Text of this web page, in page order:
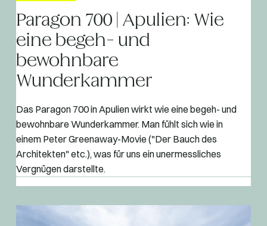
Paragon 700 | Apulien: Wie
eine begeh- und
bewohnbare
Wunderkammer
Das Paragon 700 in Apulien wirkt wie eine begeh- und
bewohnbare Wunderkammer. Man fühlt sich wie in
einem Peter Greenaway-Movie ("Der Bauch des
Architekten" etc.), was für uns ein unermessliches
Vergnügen darstellte.